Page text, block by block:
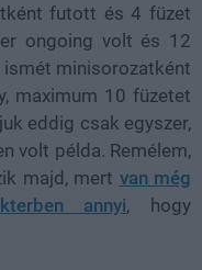
futott és 4 füzet
ongoing volt és 12
ismét minisorozatként
maximum 10 füzetet
eddig csak egyszer,
volt példa. Remélem,
majd, mert van még
annyi, hogy